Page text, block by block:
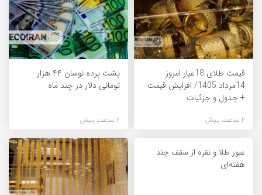
قیمت طلای 18عیار امروز
14مرداد 1405/ افزایش قیمت
+ جدول و جزئیات
2 ساعت پیش
پشت پرده نوسان ۴۴ هزار
تومانی دلار در چند ماه
2 ساعت پیش
عبور طلا و نقره از سقف چند
هفته‌ای